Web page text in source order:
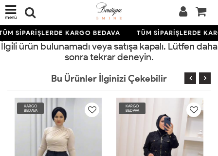
menü
SİPARİŞLERDE KARGO BEDAVA TÜM SİPARİŞLERDE
İlgili ürün bulunamadı veya satışa kapalı. Lütfen daha
sonra tekrar deneyin.
Bu Ürünler İlginizi Çekebilir